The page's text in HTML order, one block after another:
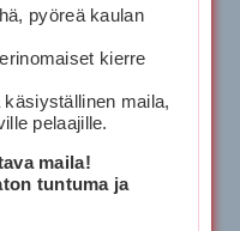
pyöreä kaulan
kierre
maila,
pelaajille.
maila!
tuntuma ja